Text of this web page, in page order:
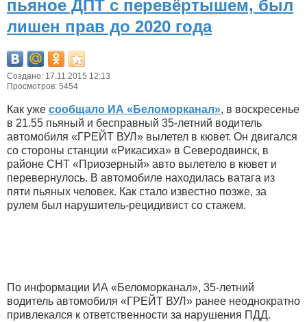
пьяное ДПТ с перевёртышем, был
лишен прав до 2020 года
Создано: 17.11.2015 12:13
Просмотров: 5454
Как уже сообщало ИА «Беломорканал», в воскресенье
в 21.55 пьяный и бесправный 35-летний водитель
автомобиля «ГРЕЙТ ВУЛ» вылетел в кювет. Он двигался
со стороны станции «Рикасиха» в Северодвинск, в
районе СНТ «Приозерный» авто вылетело в кювет и
перевернулось. В автомобиле находилась ватага из
пяти пьяных человек. Как стало известно позже, за
рулем был нарушитель-рецидивист со стажем.
По информации ИА «Беломорканал», 35-летний
водитель автомобиля «ГРЕЙТ ВУЛ» ранее неоднократно
привлекался к ответственности за нарушения ПДД.